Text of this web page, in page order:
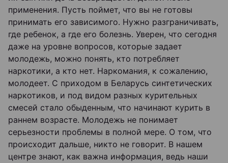
применения. Пусть поймет, что вы не готовы
принимать его зависимого. Нужно разграничивать,
где ребенок, а где его болезнь. Уверен, что сегодня
даже на уровне вопросов, которые задает
молодежь, можно понять, кто потребляет
наркотики, а кто нет. Наркомания, к сожалению,
молодеет. С приходом в Беларусь синтетических
наркотиков, и под видом разных курительных
смесей стало обыденным, что начинают курить в
раннем возрасте. Молодежь не понимает
серьезности проблемы в полной мере. О том, что
происходит дальше, никто не говорит. В нашем
центре знают, как важна информация, ведь наши